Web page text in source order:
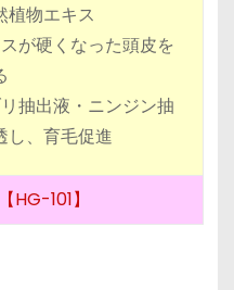
植物エキス
が硬くなった頭皮を
抽出液・ニンジン抽
し、育毛促進
HG-101】